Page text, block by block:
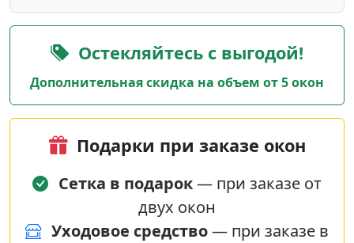
Остекляйтесь с выгодой!
Дополнительная скидка на объем от 5 окон
Подарки при заказе окон
Сетка в подарок— при заказе от
двух окон
Уходовое средство— при заказе в